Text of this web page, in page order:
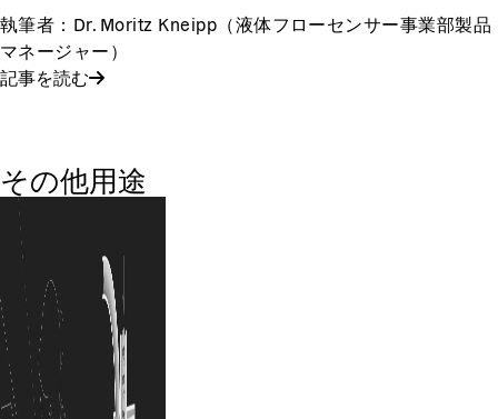
執筆者：Dr. Moritz Kneipp（液体フローセンサー事業部製品
マネージャー）
記事を読む
その他用途